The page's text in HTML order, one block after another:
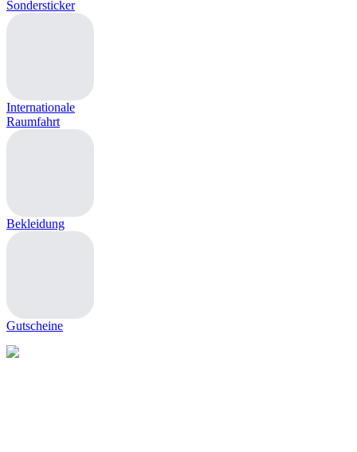
Sondersticker
Internationale
Raumfahrt
Bekleidung
Gutscheine